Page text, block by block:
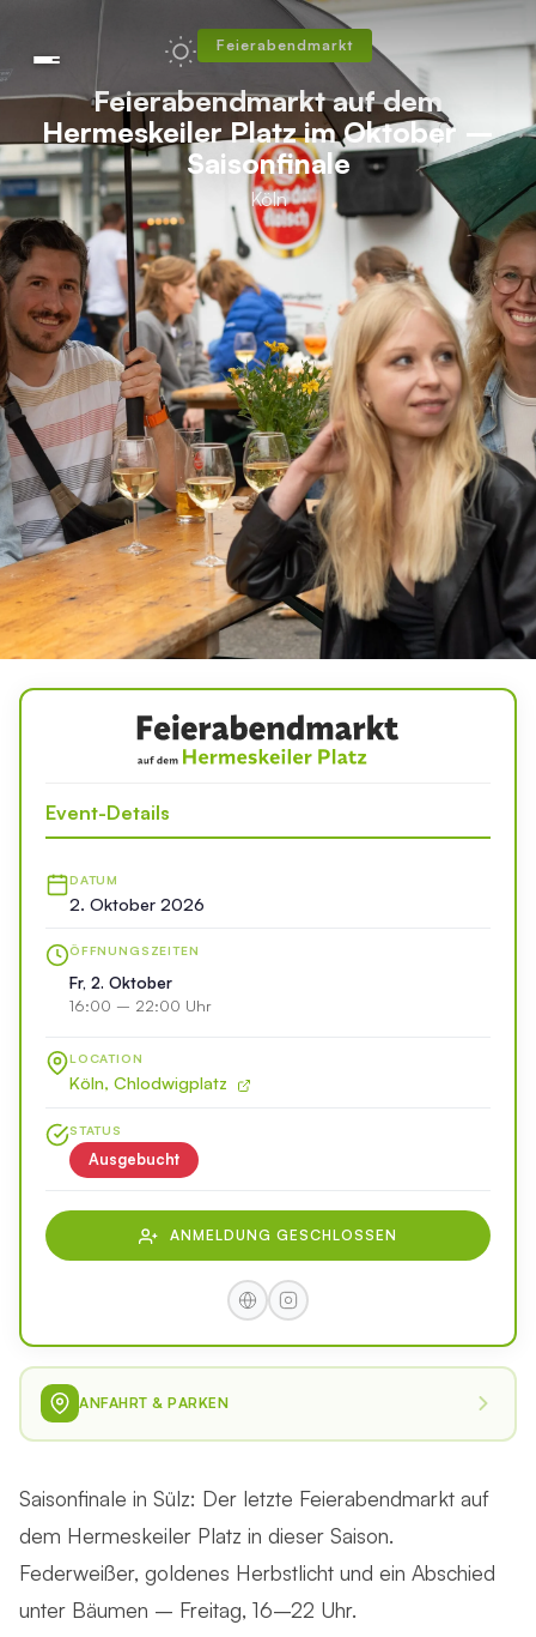
Feierabendmarkt
Feierabendmarkt auf dem
Hermeskeiler Platz im Oktober –
Saisonfinale
Köln
Saisonfinale in Sülz: Der letzte Feierabendmarkt auf
dem Hermeskeiler Platz in dieser Saison.
Federweißer, goldenes Herbstlicht und ein Abschied
unter Bäumen – Freitag, 16–22 Uhr.
Event-Details
DATUM
2. Oktober 2026
ÖFFNUNGSZEITEN
Fr, 2. Oktober
16:00 – 22:00 Uhr
LOCATION
Köln, Chlodwigplatz
STATUS
Ausgebucht
ANMELDUNG GESCHLOSSEN
ANFAHRT & PARKEN